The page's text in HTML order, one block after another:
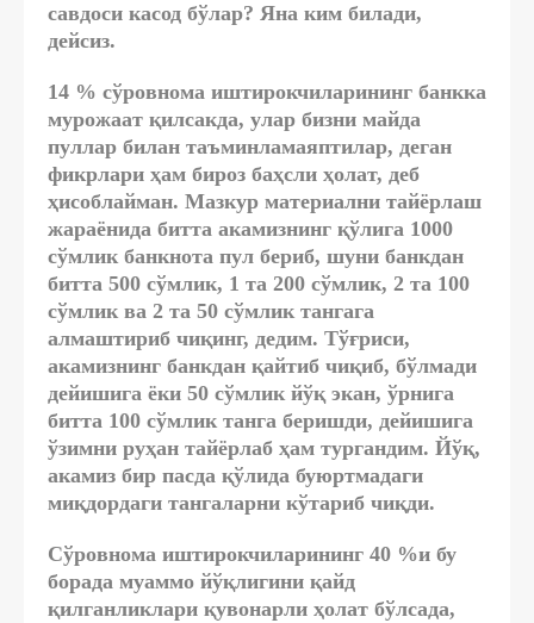
савдоси касод бўлар? Яна ким билади,
дейсиз.
14 % сўровнома иштирокчиларининг банкка
мурожаат қилсакда, улар бизни майда
пуллар билан таъминламаяптилар, деган
фикрлари ҳам бироз баҳсли ҳолат, деб
ҳисоблайман. Мазкур материални тайёрлаш
жараёнида битта акамизнинг қўлига 1000
сўмлик банкнота пул бериб, шуни банкдан
битта 500 сўмлик, 1 та 200 сўмлик, 2 та 100
сўмлик ва 2 та 50 сўмлик тангага
алмаштириб чиқинг, дедим. Тўғриси,
акамизнинг банкдан қайтиб чиқиб, бўлмади
дейишига ёки 50 сўмлик йўқ экан, ўрнига
битта 100 сўмлик танга беришди, дейишига
ўзимни руҳан тайёрлаб ҳам тургандим. Йўқ,
акамиз бир пасда қўлида буюртмадаги
миқдордаги тангаларни кўтариб чиқди.
Сўровнома иштирокчиларининг 40 %и бу
борада муаммо йўқлигини қайд
қилганликлари қувонарли ҳолат бўлсада,